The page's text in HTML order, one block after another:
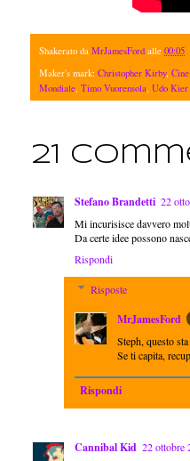
Shakerato da MrJamesFord alle 00:05
Maker's mark: Christopher Kirby,
Mondiale, Timo Vuorensola, Udo Kier
21
Stefano Brandetti 22
Mi incurisisce davvero
Da certe idee possono
Rispondi
Risposte
MrJamesFord
Steph, questo
Se ti capita,
Rispondi
Cannibal Kid 22 ottobre